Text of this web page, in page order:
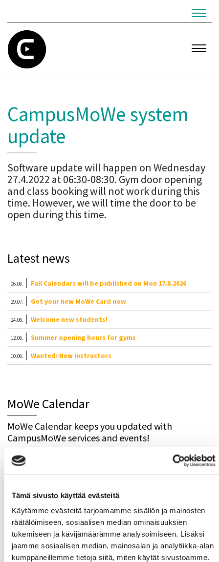
Tämä sivusto käyttää evästeitä
Käytämme evästeitä tarjoamamme sisällön ja mainosten
räätälöimiseen, sosiaalisen median ominaisuuksien
tukemiseen ja kävijämäärämme analysoimiseen. Lisäksi
jaamme sosiaalisen median, mainosalan ja analytiikka-alan
kumppaneillemme tietoja siitä, miten käytät sivustoamme.
CampusMoWe system
update
Software update will happen on Wednesday
27.4.2022 at 06:30-08:30. Gym door opening
and class booking will not work during this
time. However, we will time the door to be
open during this time.
Latest news
06.08. Fall Calendars will be published on Mon 17.8.2026
29.07. Get your new MoWe Card now
24.06. Welcome new students!
12.06. Summer opening hours for gyms
10.06. Wanted: New instructors
MoWe Calendar
MoWe Calendar keeps you updated with
CampusMoWe services and events!